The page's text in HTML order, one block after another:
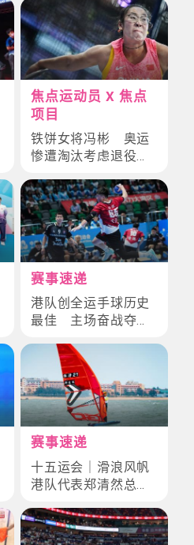
逆袭夺门票
焦点运动员 X 焦点
项目
铁饼女将冯彬 奥运
惨遭淘汰考虑退役
峰
赛事速递
港队创全运手球历史
最佳 主场奋战夺第
赛事速递
十五运会｜滑浪风帆
港队代表郑清然总决